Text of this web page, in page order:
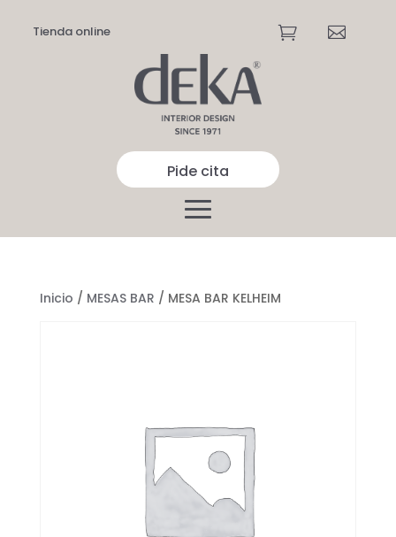
Tienda online  
Pide cita
Inicio / MESAS BAR / MESA BAR KELHEIM